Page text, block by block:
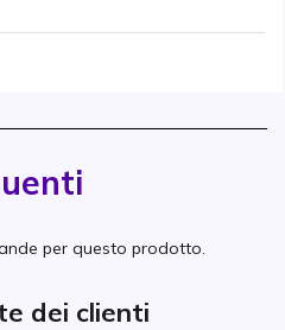
per questo prodotto.
dei clienti